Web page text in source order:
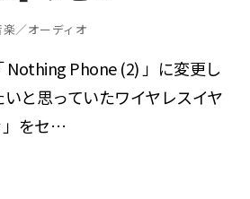
楽／オーディオ
Nothing Phone (2) 」に変更し
と思っていたワイヤレスイヤ
」をセ…